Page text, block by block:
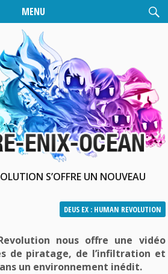
MENU
S’OFFRE UN NOUVEAU
DEUS EX : HUMAN REVOLUTION
nous offre une vidéo
de piratage, de l’infiltration et
un environnement inédit.